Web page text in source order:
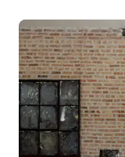
conçues pour
l'écran. La grande
fenêtres donnant
parfait pour des
chambres et le